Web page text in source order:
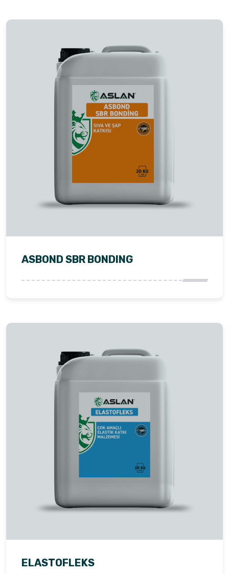
ASBOND SBR BONDING
ELASTOFLEKS